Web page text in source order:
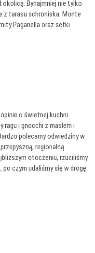
okolicą. Bynajmniej nie tylko
z tarasu schroniska. Monte
Paganella oraz setki
o świetnej kuchni
i gnocchi z masłem i
polecamy odwiedziny w
regionalną
otoczeniu, rzuciliśmy
czym udaliśmy się w drogę